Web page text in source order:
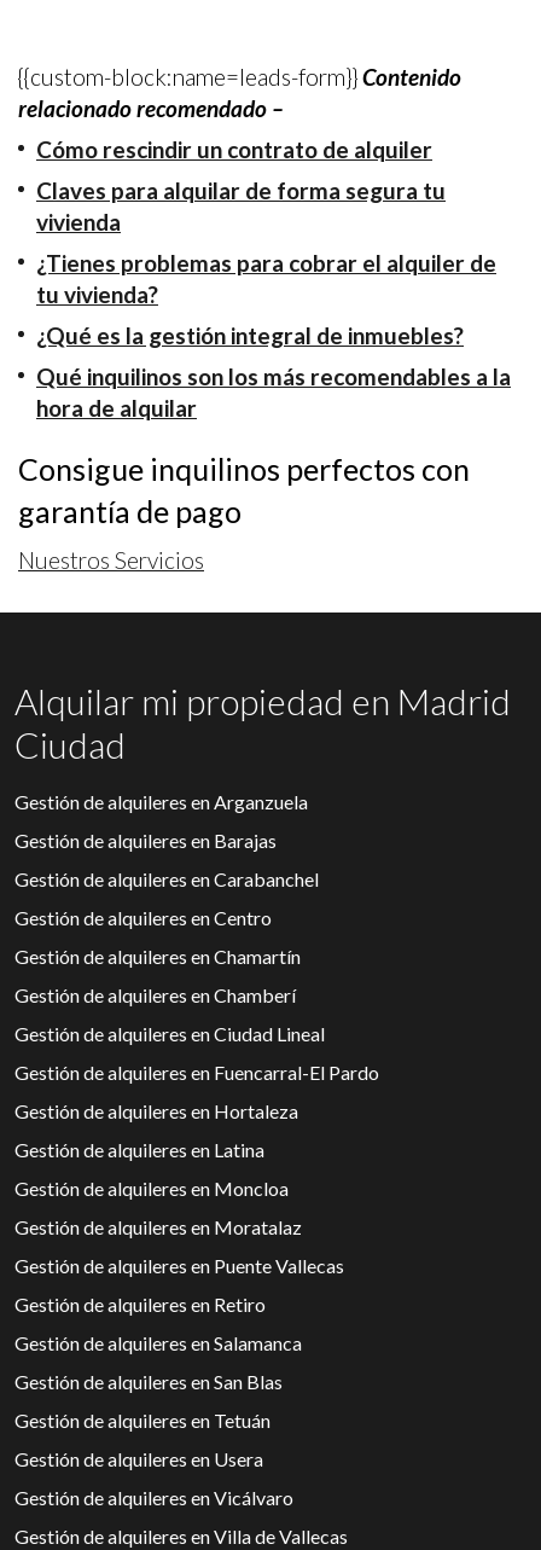
{{custom-block:name=leads-form}}Contenido
relacionado recomendado –
Cómo rescindir un contrato de alquiler
Claves para alquilar de forma segura tu
vivienda
¿Tienes problemas para cobrar el alquiler de
tu vivienda?
¿Qué es la gestión integral de inmuebles?
Qué inquilinos son los más recomendables a la
hora de alquilar
Consigue inquilinos perfectos con
garantía de pago
Nuestros Servicios
Alquilar mi propiedad en Madrid
Ciudad
Gestión de alquileres en Arganzuela
Gestión de alquileres en Barajas
Gestión de alquileres en Carabanchel
Gestión de alquileres en Centro
Gestión de alquileres en Chamartín
Gestión de alquileres en Chamberí
Gestión de alquileres en Ciudad Lineal
Gestión de alquileres en Fuencarral-El Pardo
Gestión de alquileres en Hortaleza
Gestión de alquileres en Latina
Gestión de alquileres en Moncloa
Gestión de alquileres en Moratalaz
Gestión de alquileres en Puente Vallecas
Gestión de alquileres en Retiro
Gestión de alquileres en Salamanca
Gestión de alquileres en San Blas
Gestión de alquileres en Tetuán
Gestión de alquileres en Usera
Gestión de alquileres en Vicálvaro
Gestión de alquileres en Villa de Vallecas